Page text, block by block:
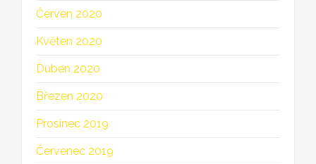
Červen 2020
Květen 2020
Duben 2020
Březen 2020
Prosinec 2019
Červenec 2019